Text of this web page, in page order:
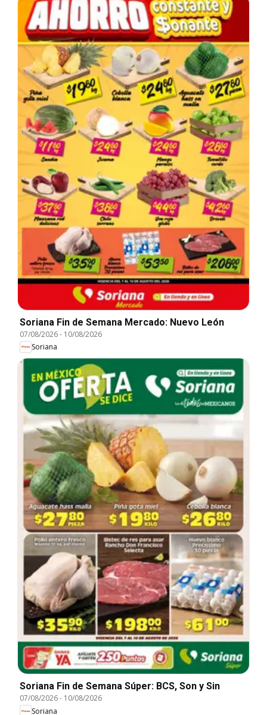
Soriana Fin de Semana Mercado: Nuevo León
07/08/2026- 10/08/2026
Soriana
Soriana Fin de Semana Súper: BCS, Son y Sin
07/08/2026- 10/08/2026
Soriana